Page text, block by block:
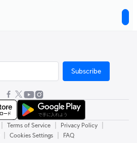
Subscribe
Terms of Service Privacy Policy
Cookies Settings
FAQ